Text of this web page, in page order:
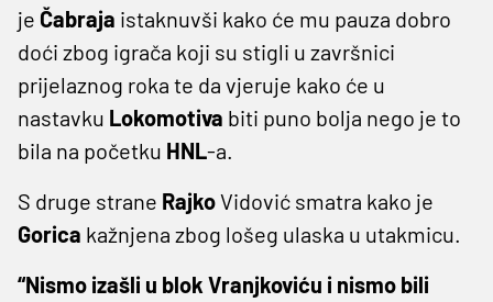
je Čabraja istaknuvši kako će mu pauza dobro
doći zbog igrača koji su stigli u završnici
prijelaznog roka te da vjeruje kako će u
nastavku Lokomotiva biti puno bolja nego je to
bila na početku HNL-a.
S druge strane RajkoVidović smatra kako je
Gorica kažnjena zbog lošeg ulaska u utakmicu.
“Nismo izašli u blok Vranjkoviću i nismo bili